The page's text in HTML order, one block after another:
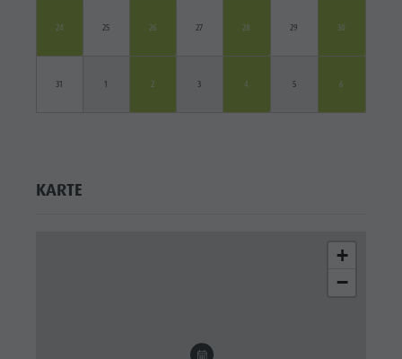
24 25 26 27 28 29 30
31 1 2 3 4 5 6
KARTE
+
−